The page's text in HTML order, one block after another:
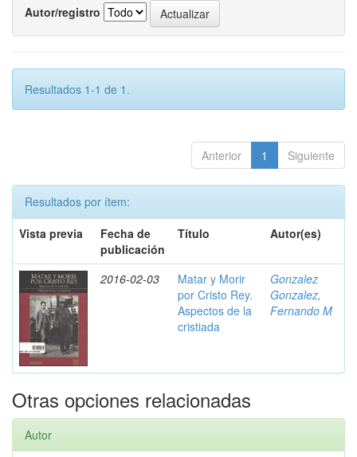
Autor/registro
Resultados 1-1 de 1.
Anterior 1 Siguiente
Resultados por ítem:
Vista previa
Fecha de
publicación
Título Autor(es)
2016-02-03
Matar y Morir
por Cristo Rey.
Aspectos de la
cristiada
Gonzalez
Gonzalez,
Fernando M
Otras opciones relacionadas
Autor